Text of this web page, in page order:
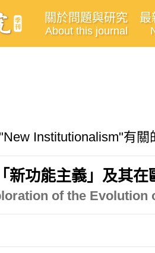
關於問題與研究
About this journal
最
Institutionalism"有關
新功能主義」及其
of the